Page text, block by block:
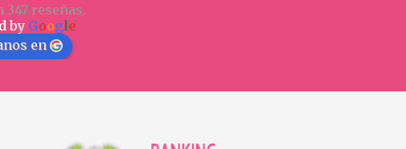
347 reseñas.
by Google
en